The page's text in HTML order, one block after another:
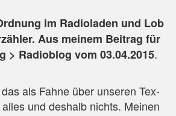
im Radio­la­den und Lob
Aus mei­nem Bei­trag für
> Radio­blog vom 03.04.2015.
das als Fah­ne über unse­ren Tex­
und des­halb nichts. Mei­nen